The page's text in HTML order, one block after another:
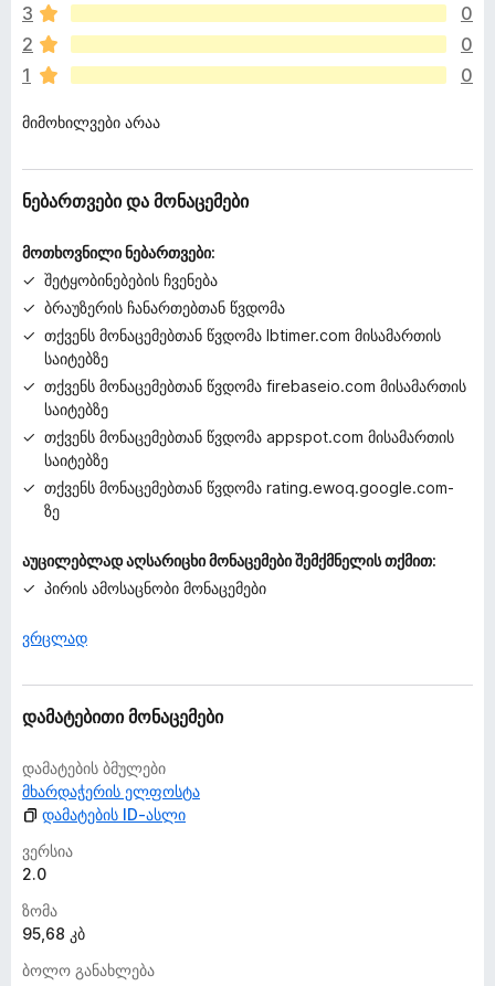
რ
შ
ე
ფ
ს
ბ
უ
ა
3
0
2
0
1
0
მიმოხილვები არაა
ნებართვები და მონაცემები
მოთხოვნილი ნებართვები:
შეტყობინებების ჩვენება
ბრაუზერის ჩანართებთან წვდომა
თქვენს მონაცემებთან წვდომა lbtimer.com მისამართის
საიტებზე
თქვენს მონაცემებთან წვდომა firebaseio.com მისამართის
საიტებზე
თქვენს მონაცემებთან წვდომა appspot.com მისამართის
საიტებზე
თქვენს მონაცემებთან წვდომა rating.ewoq.google.com-
ზე
აუცილებლად აღსარიცხი მონაცემები შემქმნელის თქმით:
პირის ამოსაცნობი მონაცემები
ვრცლად
დამატებითი მონაცემები
დამატების ბმულები
მხარდაჭერის ელფოსტა
დამატების ID-ასლი
ვერსია
2.0
ზომა
95,68 კბ
ბოლო განახლება